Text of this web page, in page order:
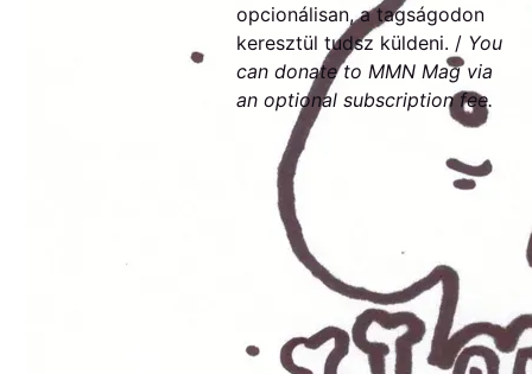
opcionálisan, a tagságodon
keresztül tudsz küldeni. / You
can donate to MMN Mag via
an optional subscription fee.